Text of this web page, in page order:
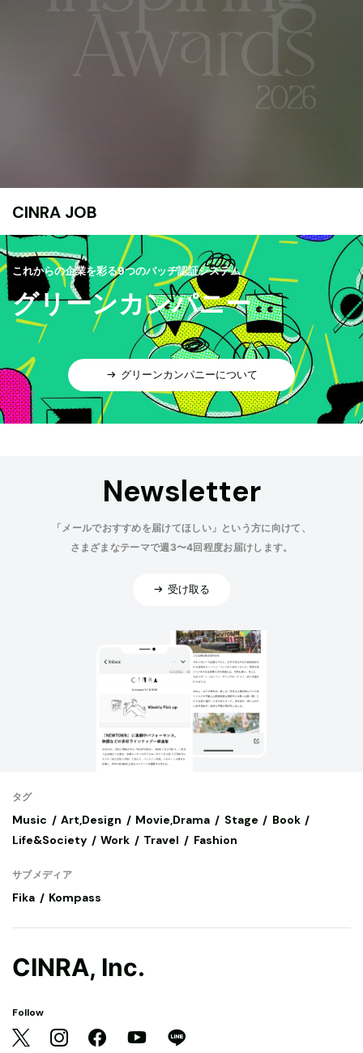
CINRA JOB
これからの企業を彩る9つのバッヂ認証システム
グリーンカンパニー
グリーンカンパニーについて
Newsletter
「メールでおすすめを届けてほしい」という方に向けて、
さまざまなテーマで週3〜4回程度お届けします。
受け取る
タグ
Music Art,Design Movie,Drama Stage
Book
Life&Society
Work Travel Fashion
サブメディア
Fika Kompass
CINRA, Inc.
Follow